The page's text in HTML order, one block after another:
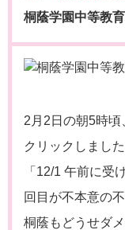
桐蔭学園中等教
2月2日の朝5時
クリックしました
「12/1 午前に受
回目が不本意の
桐蔭もどうせダ